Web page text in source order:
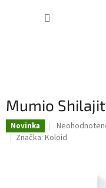
Mumio
Novinka
Priemerné
hodnotenie
Značka: Koloid